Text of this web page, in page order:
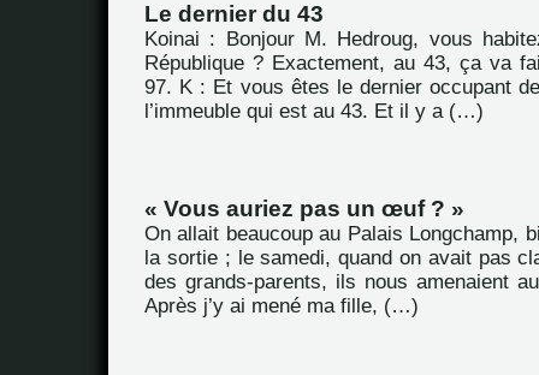
Le dernier du 43
Koinai : Bonjour M. Hedroug, vous
République ? Exactement, au 43, ça va
97. K : Et vous êtes le dernier occupant
l’immeuble qui est au 43. Et il y a (…)
« Vous auriez pas un œuf ? »
On allait beaucoup au Palais Longchamp,
la sortie ; le samedi, quand on avait pas
des grands-parents, ils nous amenaient
Après j’y ai mené ma fille, (…)